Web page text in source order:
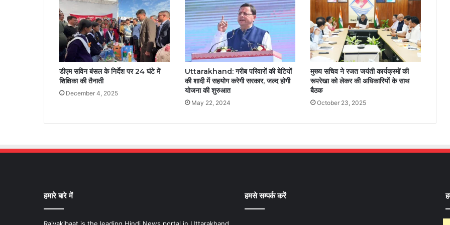
डीएम सविन बंसल के निर्देश पर 24 घंटे में
शिक्षिका की तैनाती
December 4, 2025
Uttarakhand: गरीब परिवारों की बेटियों
की शादी में सहयोग करेगी सरकार, जल्द होगी
योजना की शुरुआत
May 22, 2024
मुख्य सचिव ने रजत जयंती कार्यक्रमों की
रूपरेखा को लेकर की अधिकारियों के साथ
बैठक
October 23, 2025
हमारे बारे में
Rajyakibaat is the leading Hindi News portal in Uttarakhand
हमसे सम्पर्क करें